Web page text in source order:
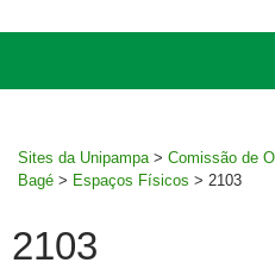
Sites da Unipampa > Comissão de
Bagé > Espaços Físicos > 2103
2103